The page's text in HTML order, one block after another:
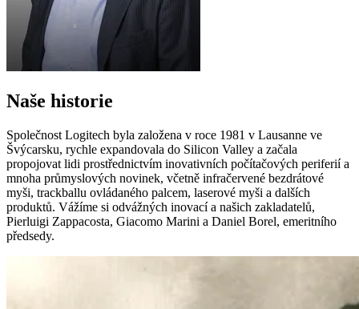
Naše historie
Společnost Logitech byla založena v roce 1981 v Lausanne ve
Švýcarsku, rychle expandovala do Silicon Valley a začala
propojovat lidi prostřednictvím inovativních počítačových periferií a
mnoha průmyslových novinek, včetně infračervené bezdrátové
myši, trackballu ovládaného palcem, laserové myši a dalších
produktů. Vážíme si odvážných inovací a našich zakladatelů,
Pierluigi Zappacosta, Giacomo Marini a Daniel Borel, emeritního
předsedy.